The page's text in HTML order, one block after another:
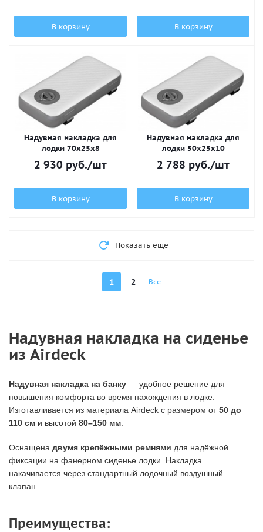
В корзину В корзину
Надувная накладка для
лодки 70х25x8
2 930 руб./шт
В корзину
Надувная накладка для
лодки 50х25x10
2 788 руб./шт
В корзину
Показать еще
1 2 Все
Надувная накладка на сиденье
из Airdeck
Надувная накладка на банку — удобное решение для
повышения комфорта во время нахождения в лодке.
Изготавливается из материала Airdeck с размером от50 до
110 см и высотой 80–150 мм
Оснащена двумя крепёжными ремнями для надёжной
фиксации на фанерном сиденье лодки. Накладка
накачивается через стандартный лодочный воздушный
клапан.
Преимущества: